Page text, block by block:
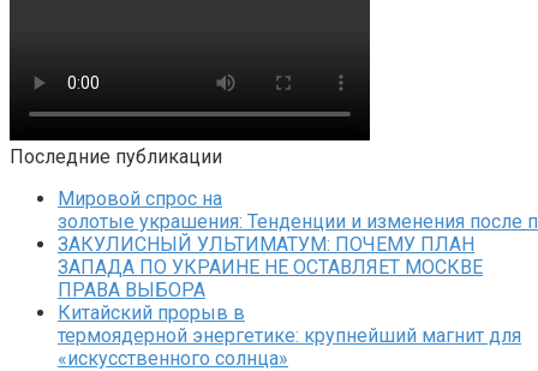
Последние публикации
Мировой спрос на
золотые украшения: Тенденции и изменения после
ЗАКУЛИСНЫЙ УЛЬТИМАТУМ: ПОЧЕМУ ПЛАН
ЗАПАДА ПО УКРАИНЕ НЕ ОСТАВЛЯЕТ МОСКВЕ
ПРАВА ВЫБОРА
Китайский прорыв в
термоядерной энергетике: крупнейший магнит для
«искусственного солнца»